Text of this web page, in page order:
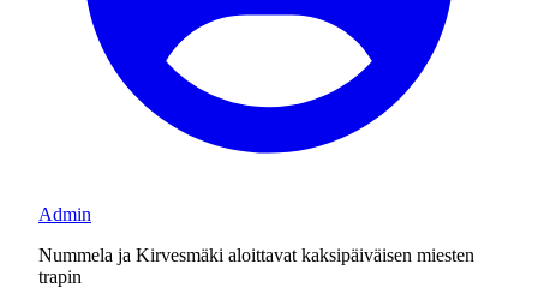
Admin
Nummela ja Kirvesmäki aloittavat kaksipäiväisen miesten
trapin